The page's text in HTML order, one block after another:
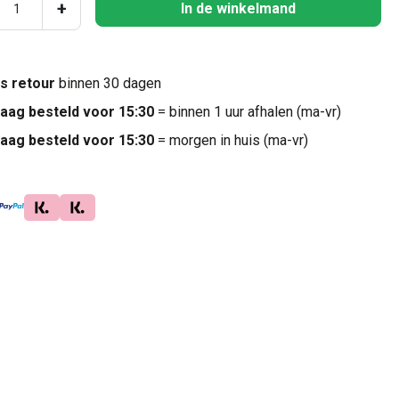
+ In de winkelmand
retour binnen 30 dagen
besteld voor 15:30= binnen 1 uur afhalen (ma-vr)
besteld voor 15:30= morgen in huis (ma-vr)